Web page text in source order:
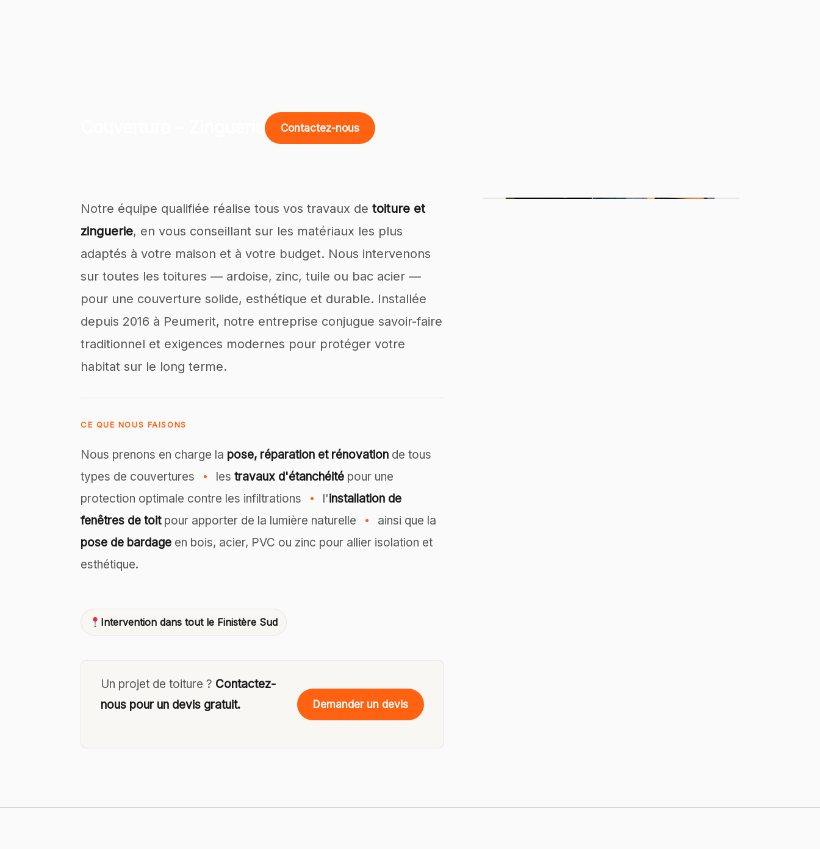
Contactez-nous
Notre équipe qualifiée réalise tous vos travaux de toiture et
zinguerie, en vous conseillant sur les matériaux les plus
adaptés à votre maison et à votre budget. Nous intervenons
sur toutes les toitures — ardoise, zinc, tuile ou bac acier —
pour une couverture solide, esthétique et durable. Installée
depuis 2016 à Peumerit, notre entreprise conjugue savoir-faire
traditionnel et exigences modernes pour protéger votre
habitat sur le long terme.
CE QUE NOUS FAISONS
Nous prenons en charge la pose, réparation et rénovation de tous
types de couvertures
les travaux d'étanchéité pour une
protection optimale contre les infiltrations
l'installation de
fenêtres de toitpour apporter de la lumière naturelle
ainsi que la
pose de bardage en bois, acier, PVC ou zinc pour allier isolation et
esthétique.
Intervention dans tout le Finistère Sud
Un projet de toiture ? Contactez-
nous pour un devis gratuit.
Demander un devis